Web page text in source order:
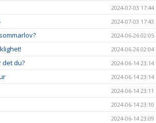
2024-07-03 17:44
2024-07-03 17:43
2024-06-26 02:05
2024-06-26 02:04
det du? 2024-06-14 23:14
2024-06-14 23:14
2024-06-14 23:11
2024-06-14 23:10
2024-06-14 23:09